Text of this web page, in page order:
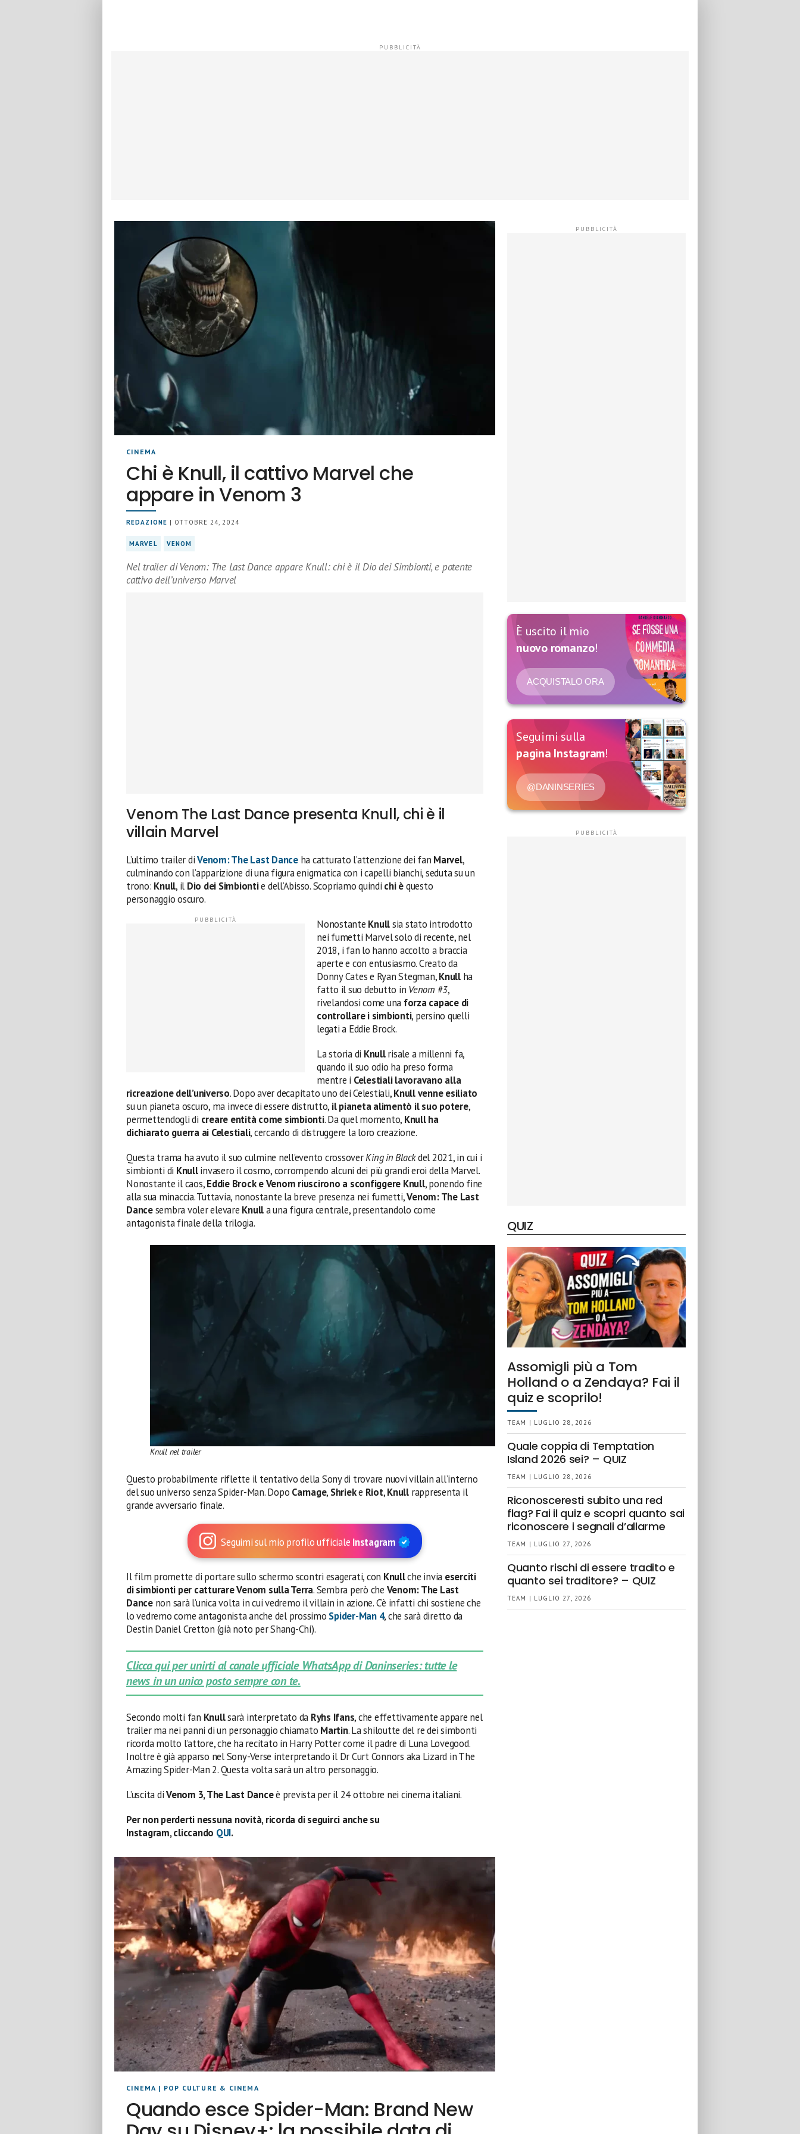
CINEMA
Chi è Knull, il cattivo Marvel che
appare in Venom 3
REDAZIONE | OTTOBRE 24, 2024
MARVEL VENOM
Nel trailer di Venom: The Last Dance appare Knull: chi è il Dio dei Simbionti, e potente
cattivo dell’universo Marvel
Venom The Last Dance presenta Knull, chi è il
villain Marvel
L’ultimo trailer diVenom: The Last Danceha catturato l’attenzione dei fan Marvel,
culminando con l’apparizione di una figura enigmatica con i capelli bianchi, seduta su un
trono: Knull, il Dio dei Simbiontie dell’Abisso. Scopriamo quindi chi èquesto
personaggio oscuro.
Nonostante Knullsia stato introdotto
nei fumetti Marvel solo di recente, nel
2018, i fan lo hanno accolto a braccia
aperte e con entusiasmo. Creato da
Donny Cates e Ryan Stegman,Knull ha
fatto il suo debutto in Venom #3,
rivelandosi come una forza capace di
controllare i simbionti, persino quelli
legati a Eddie Brock.
La storia di Knullrisale a millenni fa,
quando il suo odio ha preso forma
mentre i Celestiali lavoravano alla
ricreazione dell’universo. Dopo aver decapitato uno dei Celestiali,Knull venne esiliato
su un pianeta oscuro, ma invece di essere distrutto, il pianeta alimentò il suo potere,
permettendogli di creare entità come simbionti. Da quel momento, Knull ha
dichiarato guerra ai Celestiali, cercando di distruggere la loro creazione.
Questa trama ha avuto il suo culmine nell’evento crossoverKing in Blackdel 2021, in cui i
simbionti di Knullinvasero il cosmo, corrompendo alcuni dei più grandi eroi della Marvel.
Nonostante il caos,Eddie Brock e Venom riuscirono a sconfiggere Knull, ponendo fine
alla sua minaccia. Tuttavia, nonostante la breve presenza nei fumetti,Venom: The Last
Dancesembra voler elevare Knulla una figura centrale, presentandolo come
antagonista finale della trilogia.
Knull nel trailer
Questo probabilmente riflette il tentativo della Sony di trovare nuovi villain all’interno
del suo universo senza Spider-Man. Dopo Carnage, Shrieke Riot,Knull rappresenta il
grande avversario finale.
Seguimi sul mio profilo ufficiale Instagram
Il film promette di portare sullo schermo scontri esagerati, con Knullche invia eserciti
di simbionti per catturare Venom sulla Terra. Sembra però che Venom: The Last
Dancenon sarà l’unica volta in cui vedremo il villain in azione. C’è infatti chi sostiene che
lo vedremo come antagonista anche del prossimo Spider-Man 4, che sarà diretto da
Destin Daniel Cretton (già noto per Shang-Chi).
Clicca qui per unirti al canale ufficiale WhatsApp di Daninseries: tutte le
news in un unico posto sempre con te.
Secondo molti fan Knullsarà interpretato da Ryhs Ifans, che effettivamente appare nel
trailer ma nei panni di un personaggio chiamato Martin. La shiloutte del re dei simbonti
ricorda molto l’attore, che ha recitato in Harry Potter come il padre di Luna Lovegood.
Inoltre è già apparso nel Sony-Verse interpretando il Dr Curt Connors aka Lizard in The
Amazing Spider-Man 2. Questa volta sarà un altro personaggio.
L’uscita diVenom 3, The Last Danceè prevista per il 24 ottobre nei cinema italiani.
Per non perderti nessuna novità, ricorda di seguirci anche su
Instagram, cliccando QUI.
CINEMA | POP CULTURE & CINEMA
Quando esce Spider-Man: Brand New
È uscito il mio
nuovo romanzo!
ACQUISTALO ORA
Seguimi sulla
pagina Instagram!
@DANINSERIES
QUIZ
Assomigli più a Tom
Holland o a Zendaya? Fai il
quiz e scoprilo!
TEAM | LUGLIO 28, 2026
Quale coppia di Temptation
Island 2026 sei? – QUIZ
TEAM | LUGLIO 28, 2026
Riconosceresti subito una red
flag? Fai il quiz e scopri quanto sai
riconoscere i segnali d’allarme
TEAM | LUGLIO 27, 2026
Quanto rischi di essere tradito e
quanto sei traditore? – QUIZ
TEAM | LUGLIO 27, 2026